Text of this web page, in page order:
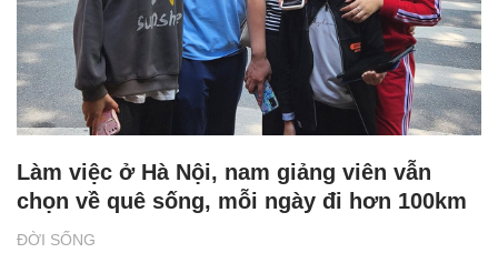
ĐỜI SỐNG
Làm việc ở Hà Nội, nam giảng viên vẫn
chọn về quê sống, mỗi ngày đi hơn 100km